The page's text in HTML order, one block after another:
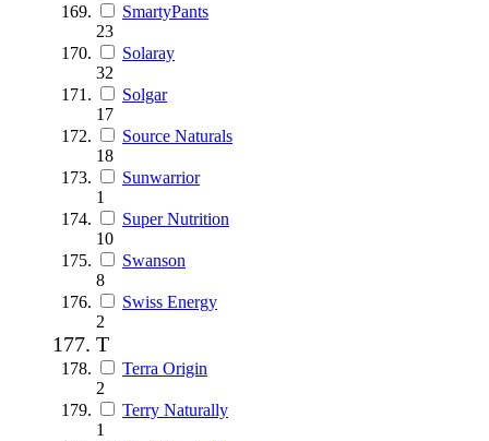
SmartyPants
23
Solaray
32
Solgar
17
Source Naturals
18
Sunwarrior
1
Super Nutrition
10
Swanson
8
Swiss Energy
2
T
Terra Origin
2
Terry Naturally
1